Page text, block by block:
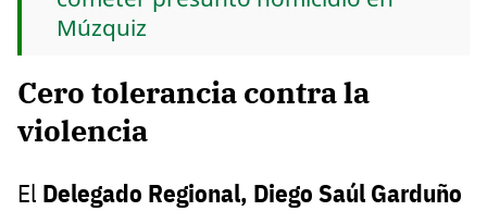
Múzquiz
Cero tolerancia contra la
violencia
El Delegado Regional, Diego Saúl Garduño